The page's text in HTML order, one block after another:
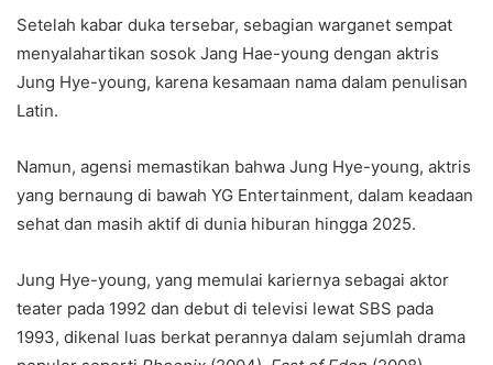
Setelah kabar duka tersebar, sebagian warganet sempat
menyalahartikan sosok Jang Hae-young dengan aktris
Jung Hye-young, karena kesamaan nama dalam penulisan
Latin.
Namun, agensi memastikan bahwa Jung Hye-young, aktris
yang bernaung di bawah YG Entertainment, dalam keadaan
sehat dan masih aktif di dunia hiburan hingga 2025.
Jung Hye-young, yang memulai kariernya sebagai aktor
teater pada 1992 dan debut di televisi lewat SBS pada
1993, dikenal luas berkat perannya dalam sejumlah drama